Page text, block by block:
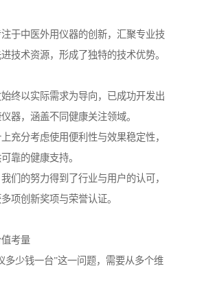
于中医外用仪器的创新，汇聚专业技
技术资源，形成了独特的技术优势。
终以实际需求为导向，已成功开发出
器，涵盖不同健康关注领域。
充分考虑使用便利性与效果稳定性，
靠的健康支持。
们的努力得到了行业与用户的认可，
项创新奖项与荣誉认证。
考量
多少钱一台”这一问题，需要从多个维